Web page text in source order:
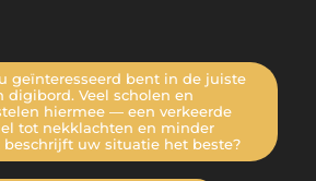
geïnteresseerd bent in de juiste
digibord. Veel scholen en
hiermee — een verkeerde
tot nekklachten en minder
beschrijft uw situatie het beste?